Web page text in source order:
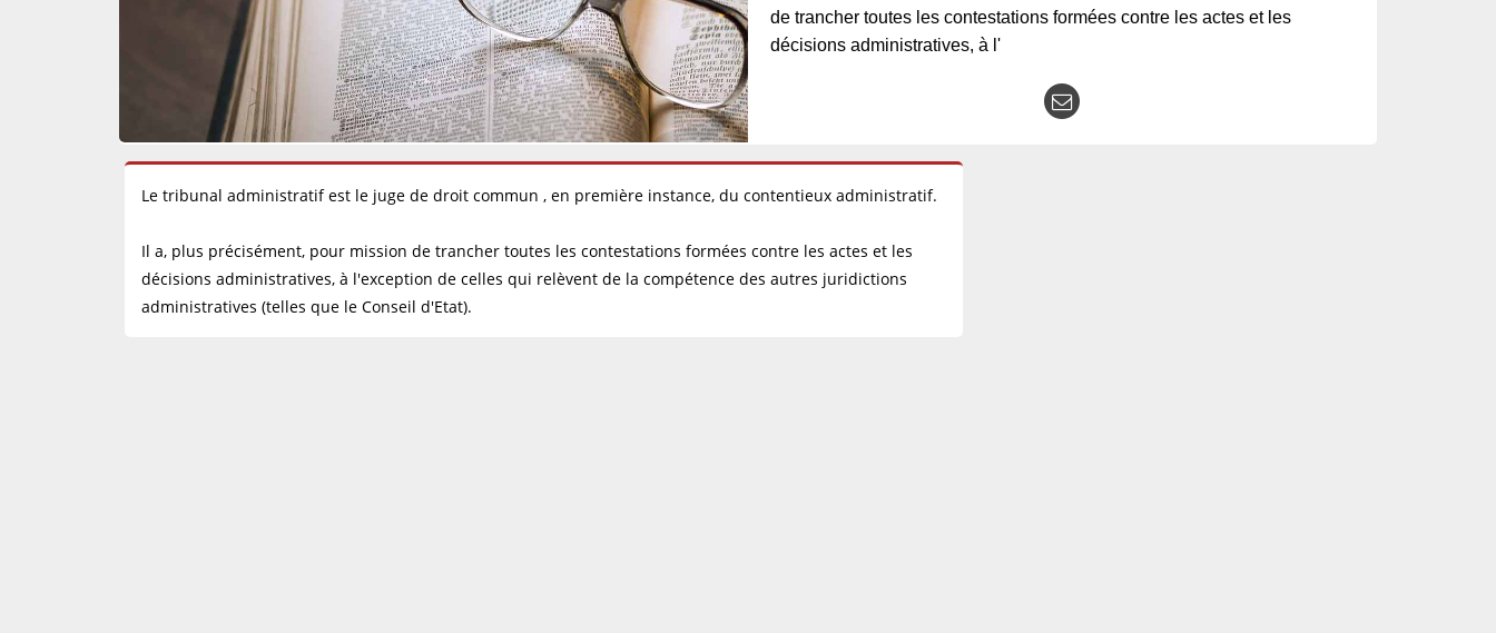
de trancher toutes les contestations formées contre les actes et les
décisions administratives, à l'
Le tribunal administratif est le juge de droit commun , en première instance, du contentieux administratif.
Il a, plus précisément, pour mission de trancher toutes les contestations formées contre les actes et les
décisions administratives, à l'exception de celles qui relèvent de la compétence des autres juridictions
administratives (telles que le Conseil d'Etat).